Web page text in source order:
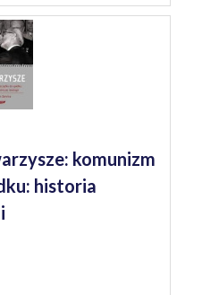
komunizm
historia